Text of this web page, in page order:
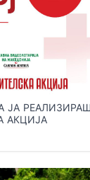
ЈА
АКЦИЈА